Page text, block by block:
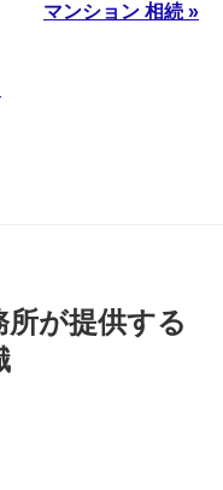
マンション 相続 »
所が提供する